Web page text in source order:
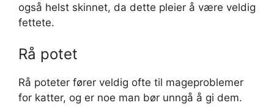
også helst skinnet, da dette pleier å være veldig
fettete.
Rå potet
Rå poteter fører veldig ofte til mageproblemer
for katter, og er noe man bør unngå å gi dem.